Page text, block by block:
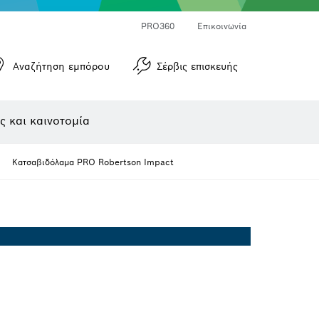
PRO360 Επικοινωνία
Αναζήτηση εμπόρου Σέρβις επισκευής
και καινοτομία
Κατσαβιδόλαμα PRO Robertson Impact